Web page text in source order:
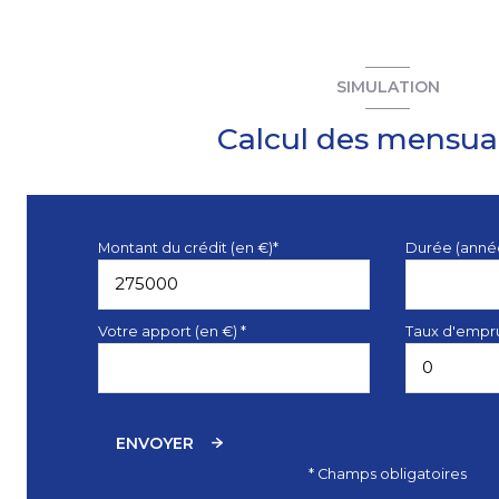
SIMULATION
Calcul des
Montant du crédit (en €)* Durée
Votre apport (en €) * Taux
ENVOYER
* Champs obligatoires